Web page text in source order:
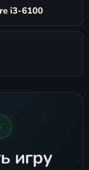
i3-6100
игру